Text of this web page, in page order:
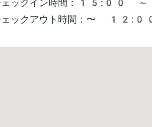
ックイン時間：
15:00 ～
ックアウト時間： 〜